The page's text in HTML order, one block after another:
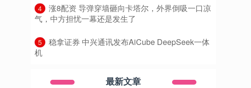
4
​涨8配资 导弹穿墙砸向卡塔尔，外界倒吸一口凉
气，中方担忧一幕还是发生了
5
​稳拿证券 中兴通讯发布AiCube DeepSeek一体
机
最新文章